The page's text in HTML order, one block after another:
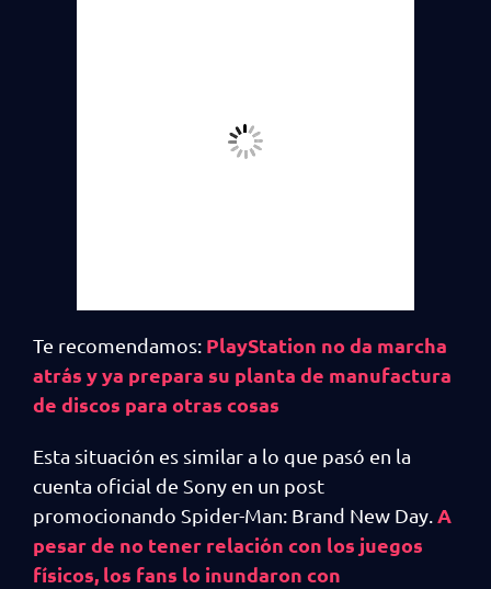
Te recomendamos: PlayStation no da marcha
atrás y ya prepara su planta de manufactura
de discos para otras cosas
Esta situación es similar a lo que pasó en la
cuenta oficial de Sony en un post
promocionando Spider-Man: Brand New Day. A
pesar de no tener relación con los juegos
físicos, los fans lo inundaron con